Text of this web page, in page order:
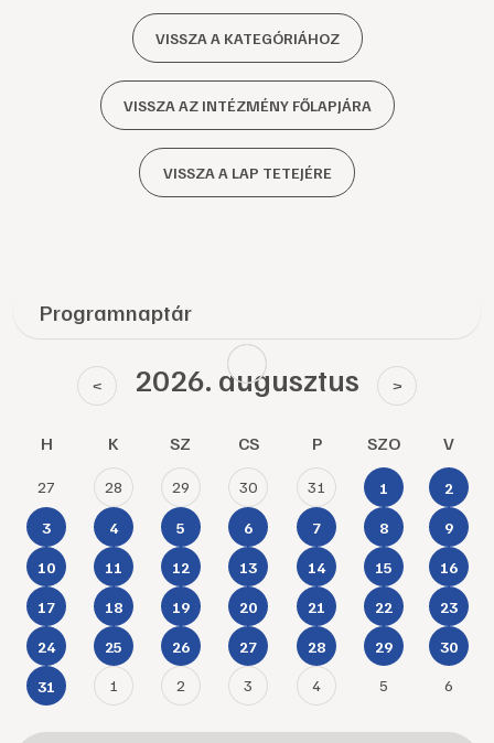
VISSZA A KATEGÓRIÁHOZ
VISSZA AZ INTÉZMÉNY FŐLAPJÁRA
VISSZA A LAP TETEJÉRE
Programnaptár
< 2026. augusztus >
H K SZ CS P SZO V
27 28 29 30 31 1 2
3 4 5 6 7 8 9
10 11 12 13 14 15 16
17 18 19 20 21 22 23
24 25 26 27 28 29 30
31 1 2 3 4 5 6